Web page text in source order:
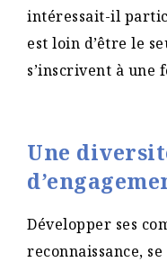
intéressait-il
est loin d’être le
s’inscrivent à une
Une
Développer ses
reconnaissance,